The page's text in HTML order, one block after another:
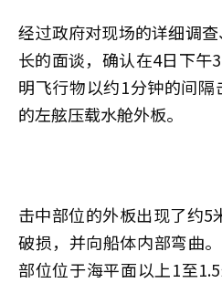
经过政府对现场的详细调
长的面谈，确认在4日下午
明飞行物以约1分钟的间
的左舷压载水舱外板。
击中部位的外板出现了约5
破损，并向船体内部弯曲
部位位于海平面以上1至